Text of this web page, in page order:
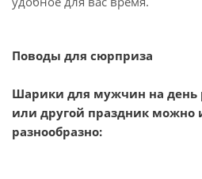
Поводы для сюрприза
Шарики для мужчин на день
или другой праздник можно
разнообразно: